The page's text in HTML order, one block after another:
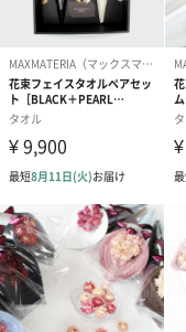
ダンボール装飾（ひま
わり）（720円）
紙袋